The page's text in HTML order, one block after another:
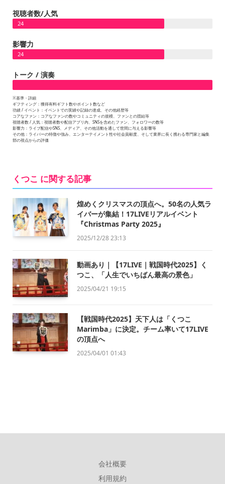
視聴者数/人気
24
影響力
24
トーク / 演奏
※基準・詳細
ギフティング：獲得有料ギフト数やポイント数など
功績 / イベント：イベントでの実績や記録の達成、その他経歴等
コアなファン：コアなファンの数やコミュニティの規模、ファンとの団結等
視聴者数 / 人気：視聴者数や配信アプリ内、SNSを含めたファン、フォロワーの数等
影響力：ライブ配信やSNS、メディア、その他活動を通して世間に与える影響等
その他：ライバーの特徴や強み、エンターテイメント性や社会貢献度、そして業界に長く携わる専門家と編集
部の視点からの評価
くつこ に関する記事
煌めくクリスマスの頂点へ。50名の人気ラ
イバーが集結！17LIVEリアルイベント
『Christmas Party 2025』
2025/12/28 23:13
動画あり｜【17LIVE｜戦国時代2025】く
つこ、「人生でいちばん最高の景色」
2025/04/21 19:15
【戦国時代2025】天下人は「くつこ
Marimba」に決定。チーム率いて17LIVE
の頂点へ
2025/04/01 01:43
会社概要
利用規約